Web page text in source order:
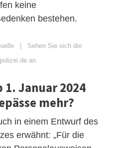
keine
bestehen.
| Sehen Sie sich die
an
1. Januar 2024
mehr?
in einem Entwurf des
erwähnt: „Für die